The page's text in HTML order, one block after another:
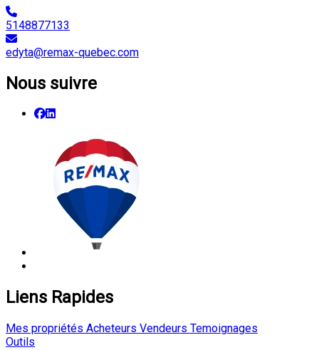
5148877133
edyta@remax-quebec.com
Nous suivre
Liens Rapides
Mes propriétés Acheteurs Vendeurs Temoignages
Outils